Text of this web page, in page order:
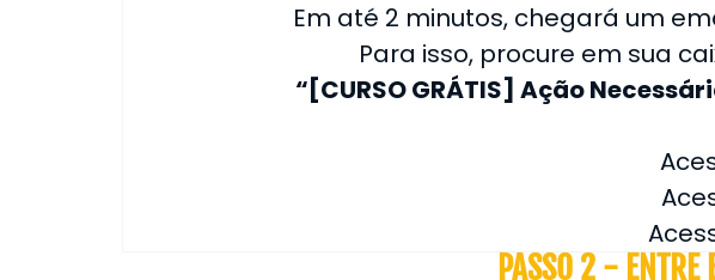
Em até 2 minutos, chegará um
Para isso, procure em sua
“[CURSO GRÁTIS] Ação
PASSO 2 - ENTRE